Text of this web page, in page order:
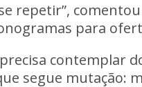
repetir”,
para
contemplar
segue mutação: